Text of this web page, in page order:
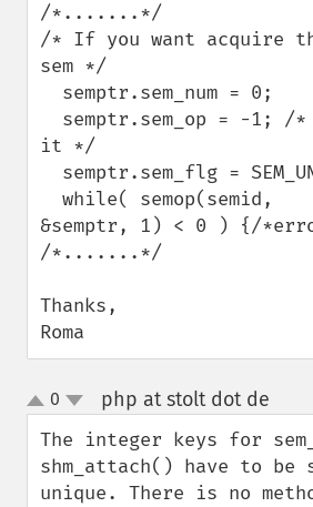
/*.......*/
/* If you want acquire
sem */
it */
&semptr, 1) < 0 ) {/
/*.......*/
Thanks,
Roma
up
down
0 php at stolt dot de
The integer keys for
shm_attach() have to be
unique. There is no